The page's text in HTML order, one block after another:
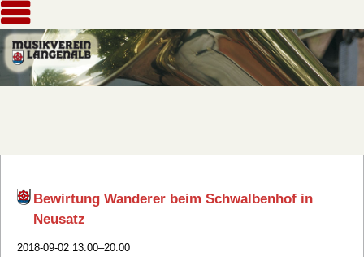
Bewirtung Wanderer beim Schwalbenhof in
Neusatz
2018-09-02 13:00–20:00